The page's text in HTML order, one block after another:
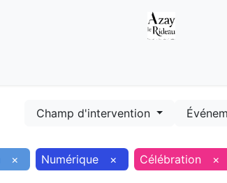
Champ d'intervention
× Numérique × Célébration ×